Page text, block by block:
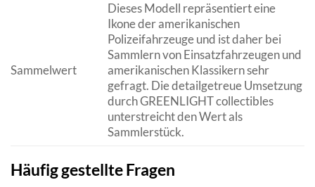
Sammelwert
Dieses Modell repräsentiert eine
Ikone der amerikanischen
Polizeifahrzeuge und ist daher bei
Sammlern von Einsatzfahrzeugen und
amerikanischen Klassikern sehr
gefragt. Die detailgetreue Umsetzung
durch GREENLIGHT collectibles
unterstreicht den Wert als
Sammlerstück.
Häufig gestellte Fragen